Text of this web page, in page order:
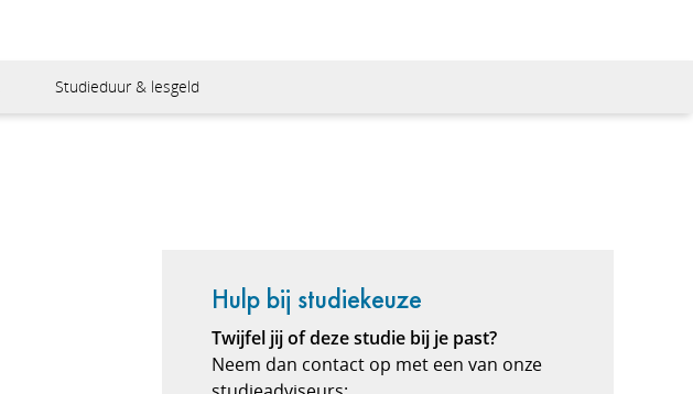
Studieduur & lesgeld
Hulp bij studiekeuze
Twijfel jij of deze studie bij je past?
Neem dan contact op met een van onze